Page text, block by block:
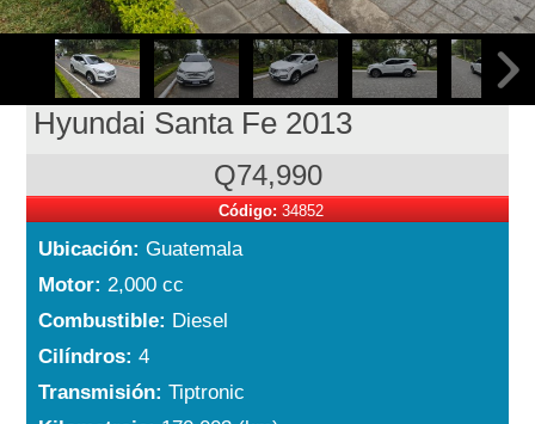
Hyundai Santa Fe 2013
Q74,990
Código:34852
Ubicación:Guatemala
Motor:2,000 cc
Combustible: Diesel
Cilíndros:4
Transmisión:Tiptronic